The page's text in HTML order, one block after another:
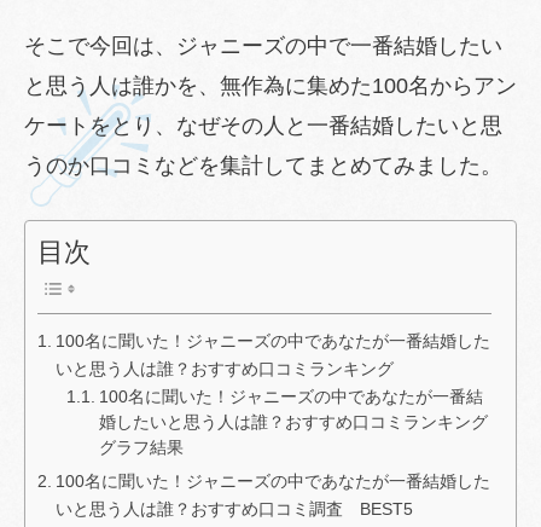
そこで今回は、ジャニーズの中で一番結婚したい
と思う人は誰かを、無作為に集めた100名からアン
ケートをとり、なぜその人と一番結婚したいと思
うのか口コミなどを集計してまとめてみました。
目次
100名に聞いた！ジャニーズの中であなたが一番結婚した
いと思う人は誰？おすすめ口コミランキング
100名に聞いた！ジャニーズの中であなたが一番結
婚したいと思う人は誰？おすすめ口コミランキング
グラフ結果
100名に聞いた！ジャニーズの中であなたが一番結婚した
いと思う人は誰？おすすめ口コミ調査 BEST5